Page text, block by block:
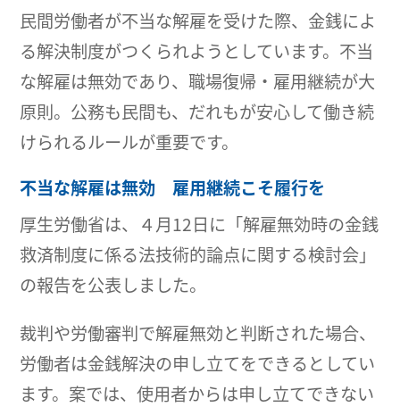
民間労働者が不当な解雇を受けた際、金銭によ
る解決制度がつくられようとしています。不当
な解雇は無効であり、職場復帰・雇用継続が大
原則。公務も民間も、だれもが安心して働き続
けられるルールが重要です。
不当な解雇は無効 雇用継続こそ履行を
厚生労働省は、４月12日に「解雇無効時の金銭
救済制度に係る法技術的論点に関する検討会」
の報告を公表しました。
裁判や労働審判で解雇無効と判断された場合、
労働者は金銭解決の申し立てをできるとしてい
ます。案では、使用者からは申し立てできない